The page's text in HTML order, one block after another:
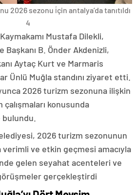
2026 sezonu i̇çin antalya’da tanıtıldı
4
Mustafa Dilekli,
Başkanı B. Önder Akdenizli,
Aytaç Kurt ve Marmaris
Ünlü Muğla standını ziyaret etti.
2026 turizm sezonuna ilişkin
çalışmaları konusunda
2026 turizm sezonunun
ve etkin geçmesi amacıyla
gelen seyahat acenteleri ve
gerçekleştirdi